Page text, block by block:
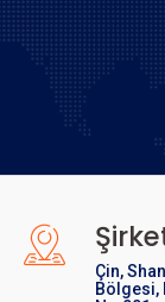
Çin,
Bölgesi,